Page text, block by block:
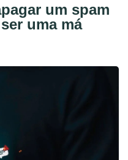
um spam
uma má